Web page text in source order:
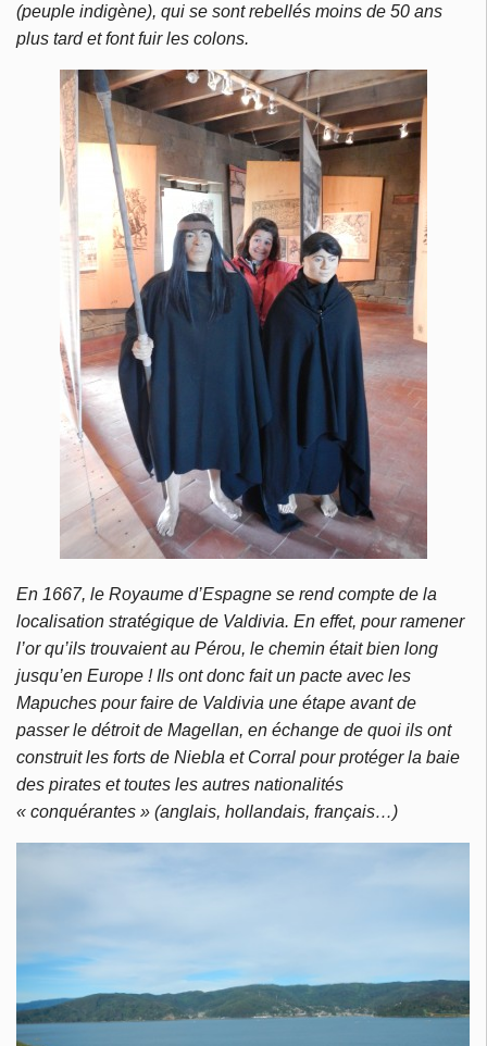
(peuple indigène), qui se sont rebellés moins de 50 ans
plus tard et font fuir les colons.
En 1667, le Royaume d’Espagne se rend compte de la
localisation stratégique de Valdivia. En effet, pour ramener
l’or qu’ils trouvaient au Pérou, le chemin était bien long
jusqu’en Europe ! Ils ont donc fait un pacte avec les
Mapuches pour faire de Valdivia une étape avant de
passer le détroit de Magellan, en échange de quoi ils ont
construit les forts de Niebla et Corral pour protéger la baie
des pirates et toutes les autres nationalités
« conquérantes » (anglais, hollandais, français…)